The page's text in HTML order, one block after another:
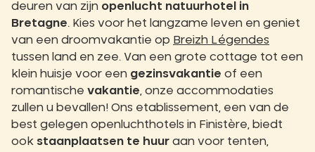
deuren van zijn openlucht natuurhotel in
Bretagne. Kies voor het langzame leven en geniet
van een droomvakantie op Breizh Légendes
tussen land en zee. Van een grote cottage tot een
klein huisje voor een gezinsvakantie of een
romantische vakantie , onze accommodaties
zullen u bevallen! Ons etablissement, een van de
best gelegen openluchthotels in Finistère, biedt
ook staanplaatsen te huur aan voor tenten,